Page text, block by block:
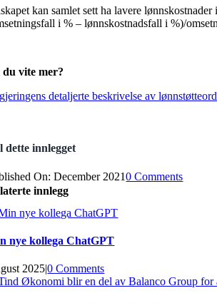
kan samlet sett ha lavere
i % – lønnskostnadsfall i %)/
vite mer?
detaljerte beskrivelse av
dette innlegget
On: December 20210 Commentson
innlegg
nye kollega ChatGPT
2025|0 Comments